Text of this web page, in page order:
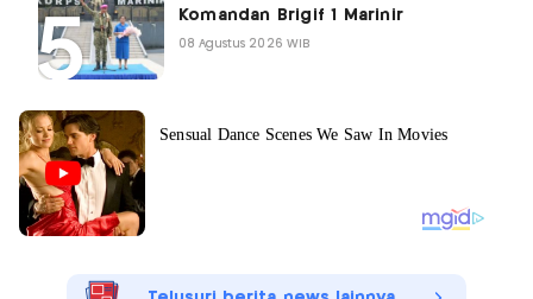
Komandan Brigif 1 Marinir
08 Agustus 2026 WIB